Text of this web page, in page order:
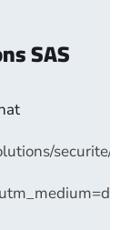
SAS
securite/